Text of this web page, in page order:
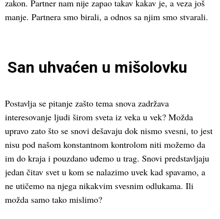
zakon. Partner nam nije zapao takav kakav je, a veza još
manje. Partnera smo birali, a odnos sa njim smo stvarali.
San uhvaćen u mišolovku
Postavlja se pitanje zašto tema snova zadržava
interesovanje ljudi širom sveta iz veka u vek? Možda
upravo zato što se snovi dešavaju dok nismo svesni, to jest
nisu pod našom konstantnom kontrolom niti možemo da
im do kraja i pouzdano uđemo u trag. Snovi predstavljaju
jedan čitav svet u kom se nalazimo uvek kad spavamo, a
ne utičemo na njega nikakvim svesnim odlukama. Ili
možda samo tako mislimo?